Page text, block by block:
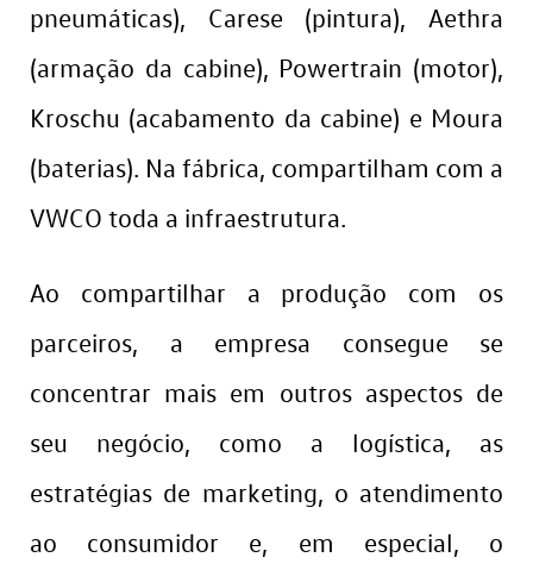
pneumáticas), Carese (pintura), Aethra
(armação da cabine), Powertrain (motor),
Kroschu (acabamento da cabine) e Moura
(baterias). Na fábrica, compartilham com a
VWCO toda a infraestrutura.
Ao compartilhar a produção com os
parceiros, a empresa consegue se
concentrar mais em outros aspectos de
seu negócio, como a logística, as
estratégias de marketing, o atendimento
ao consumidor e, em especial, o